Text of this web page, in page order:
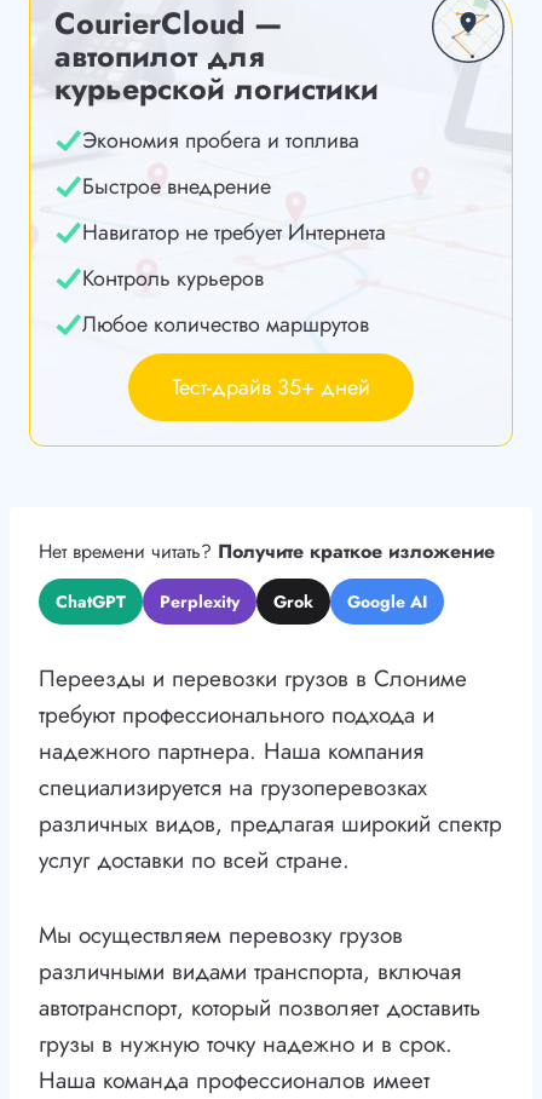
CourierCloud —
автопилот для
курьерской логистики
Экономия пробега и топлива
Быстрое внедрение
Навигатор не требует Интернета
Контроль курьеров
Любое количество маршрутов
Тест-драйв 35+ дней
Нет времени читать? Получите краткое изложение
ChatGPT Perplexity Grok Google AI
Переезды и перевозки грузов в Слониме
требуют профессионального подхода и
надежного партнера. Наша компания
специализируется на грузоперевозках
различных видов, предлагая широкий спектр
услуг доставки по всей стране.
Мы осуществляем перевозку грузов
различными видами транспорта, включая
автотранспорт, который позволяет доставить
грузы в нужную точку надежно и в срок.
Наша команда профессионалов имеет